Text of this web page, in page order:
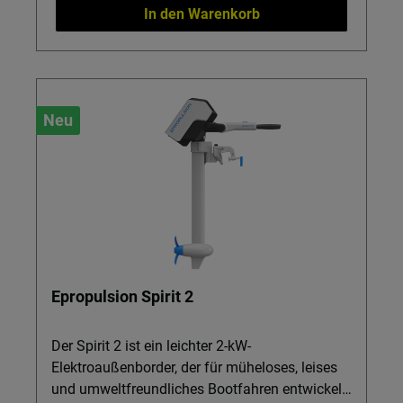
In den Warenkorb
Neu
Epropulsion Spirit 2
Der Spirit 2 ist ein leichter 2-kW-
Elektroaußenborder, der für müheloses, leises
und umweltfreundliches Bootfahren entwickelt